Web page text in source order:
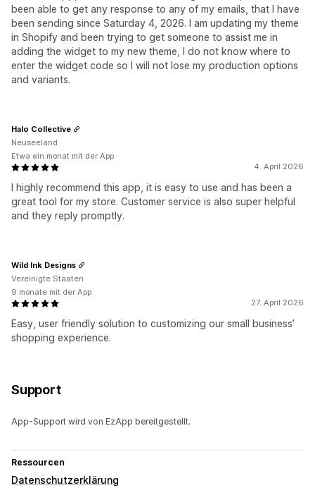
been able to get any response to any of my emails, that I have
been sending since Saturday 4, 2026. I am updating my theme
in Shopify and been trying to get someone to assist me in
adding the widget to my new theme, I do not know where to
enter the widget code so I will not lose my production options
and variants.
4. April 2026
I highly recommend this app, it is easy to use and has been a
great tool for my store. Customer service is also super helpful
and they reply promptly.
Halo Collective
Neuseeland
Etwa ein monat mit der App
27. April 2026
Easy, user friendly solution to customizing our small business’
shopping experience.
Wild Ink Designs
Vereinigte Staaten
9 monate mit der App
Support
App-Support wird von EzApp bereitgestellt.
Ressourcen
Datenschutzerklärung